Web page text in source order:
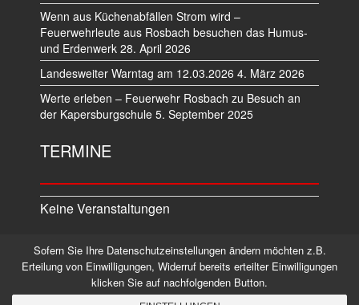
Wenn aus Küchenabfällen Strom wird –
Feuerwehrleute aus Rosbach besuchen das Humus-
und Erdenwerk 28. April 2026
Landesweiter Warntag am 12.03.2026 4. März 2026
Werte erleben – Feuerwehr Rosbach zu Besuch an
der Kapersburgschule 5. September 2025
TERMINE
Keine Veranstaltungen
Datenschutz Impressum
©2026 Alle Rechte vorbehalten.
Sofern Sie Ihre Datenschutzeinstellungen ändern möchten z.B.
Erteilung von Einwilligungen, Widerruf bereits erteilter Einwilligungen
klicken Sie auf nachfolgenden Button.